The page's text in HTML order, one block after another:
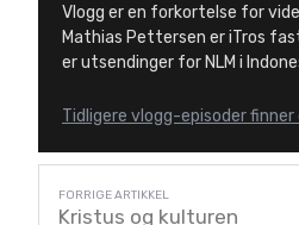
Vlogg er en forkortelse for
Mathias Pettersen er iTros
er utsendinger for NLM i
Tidligere vlogg-episoder finner
Kristus og kulturen